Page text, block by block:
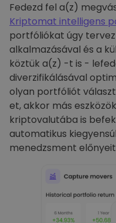
Fedezd fel a(z)
Kriptomat intelligens
portfóliókat úgy
alkalmazásával és a
köztük a(z) -t is -
diverzifikálásával
olyan portfóliót
et, akkor más
kriptovalutába is
automatikus
menedzsment